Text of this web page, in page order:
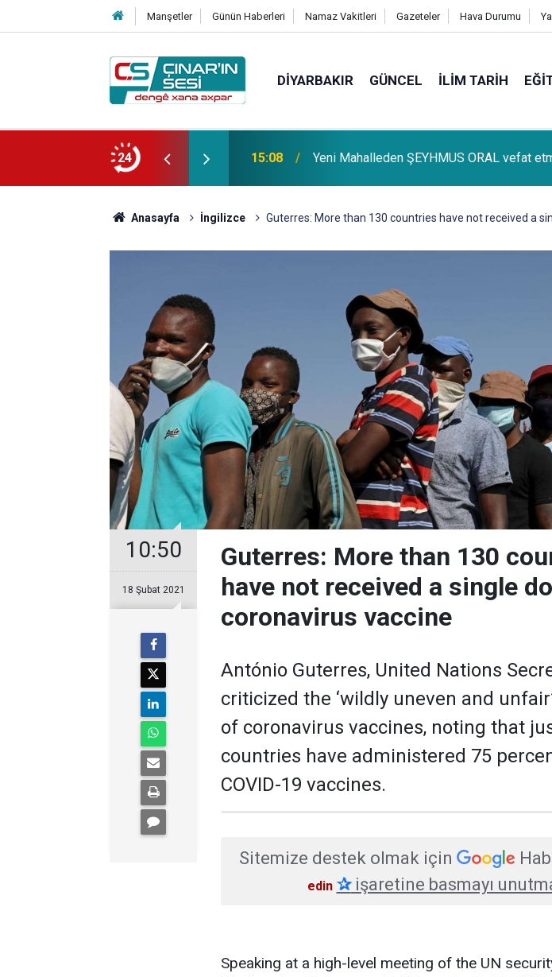
Manşetler Günün Haberleri Namaz Vakitleri Gazeteler Hava Durumu
DIYARBAKIR GÜNCEL İLIM TARIH
24 14:51 Çınar ilçemize bağlı Kûrik Köyünden
Anasayfa İngilizce Guterres: More than 130 countries have not received a
10:50
18 Şubat 2021
Guterres: More than 130
have not received a single
coronavirus vaccine
António Guterres, United Nations
criticized the ‘wildly uneven and
of coronavirus vaccines, noting that
countries have administered 75
COVID-19 vaccines.
Sitemize destek olmak için
edin ✰işaretine basmayı
Speaking at a high-level meeting of the UN